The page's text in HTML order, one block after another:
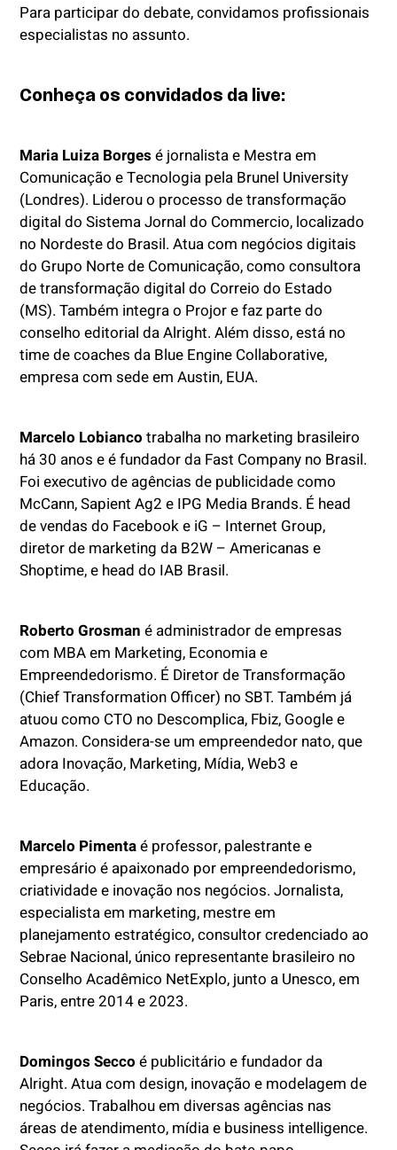
Para participar do debate, convidamos profissionais
especialistas no assunto.
Conheça os convidados da live:
Maria Luiza Borges é jornalista e Mestra em
Comunicação e Tecnologia pela Brunel University
(Londres). Liderou o processo de transformação
digital do Sistema Jornal do Commercio, localizado
no Nordeste do Brasil. Atua com negócios digitais
do Grupo Norte de Comunicação, como consultora
de transformação digital do Correio do Estado
(MS). Também integra o Projor e faz parte do
conselho editorial da Alright. Além disso, está no
time de coaches da Blue Engine Collaborative,
empresa com sede em Austin, EUA.
Marcelo Lobianco trabalha no marketing brasileiro
há 30 anos e é fundador da Fast Company no Brasil.
Foi executivo de agências de publicidade como
McCann, Sapient Ag2 e IPG Media Brands. É head
de vendas do Facebook e iG – Internet Group,
diretor de marketing da B2W – Americanas e
Shoptime, e head do IAB Brasil.
Roberto Grosman é administrador de empresas
com MBA em Marketing, Economia e
Empreendedorismo. É Diretor de Transformação
(Chief Transformation Officer) no SBT. Também já
atuou como CTO no Descomplica, Fbiz, Google e
Amazon. Considera-se um empreendedor nato, que
adora Inovação, Marketing, Mídia, Web3 e
Educação.
Marcelo Pimentaé professor, palestrante e
empresário é apaixonado por empreendedorismo,
criatividade e inovação nos negócios. Jornalista,
especialista em marketing, mestre em
planejamento estratégico, consultor credenciado ao
Sebrae Nacional, único representante brasileiro no
Conselho Acadêmico NetExplo, junto a Unesco, em
Paris, entre 2014 e 2023.
Domingos Secco é publicitário e fundador da
Alright. Atua com design, inovação e modelagem de
negócios. Trabalhou em diversas agências nas
áreas de atendimento, mídia e business intelligence.